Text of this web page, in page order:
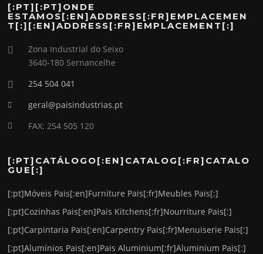
[:PT][:PT]ONDE
ESTAMOS[:EN]ADDRESS[:FR]EMPLACEMEN
T[:][:EN]ADDRESS[:FR]EMPLACEMENT[:]
Zona Industrial do Seixo
3640-180 Sernancelhe
254 504 041
geral@paisindustrias.pt
FAX: 254 505 120
[:PT]CATÁLOGO[:EN]CATALOG[:FR]CATALO
GUE[:]
[:pt]Móveis Pais[:en]Furniture Pais[:fr]Meubles Pais[:]
[:pt]Cozinhas Pais[:en]Pais Kitchens[:fr]Nourriture Pais[:]
[:pt]Carpintaria Pais[:en]Carpentry Pais[:fr]Menuiserie Pais[:]
[:pt]Alumínios Pais[:en]Pais Aluminium[:fr]Aluminium Pais[:]